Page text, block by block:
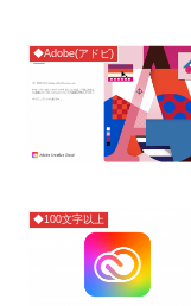
◆Adobe(アドビ)
◆100文字以上